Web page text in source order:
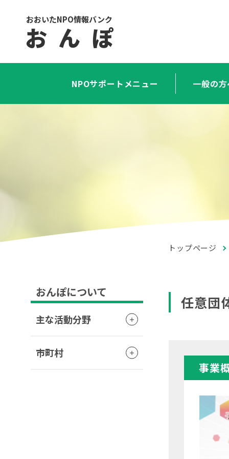
おおいたNPO情報バンク
お ん ぽ
NPOサポートメニュー 一般の
トップページ
任意団
事業
おんぽについて
主な活動分野
市町村